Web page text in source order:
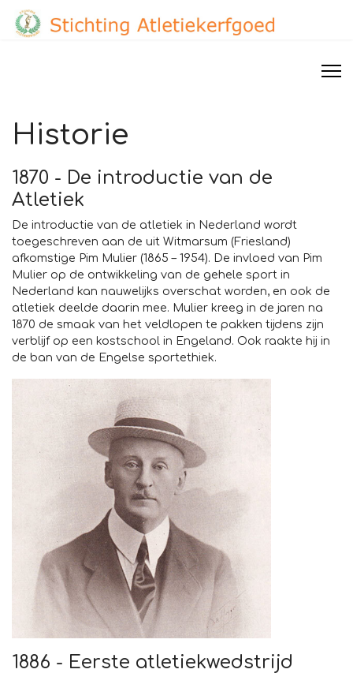
Historie
1870 - De introductie van de
Atletiek
De introductie van de atletiek in Nederland wordt
toegeschreven aan de uit Witmarsum (Friesland)
afkomstige Pim Mulier (1865 – 1954). De invloed van Pim
Mulier op de ontwikkeling van de gehele sport in
Nederland kan nauwelijks overschat worden, en ook de
atletiek deelde daarin mee. Mulier kreeg in de jaren na
1870 de smaak van het veldlopen te pakken tijdens zijn
verblijf op een kostschool in Engeland. Ook raakte hij in
de ban van de Engelse sportethiek.
1886 - Eerste atletiekwedstrijd